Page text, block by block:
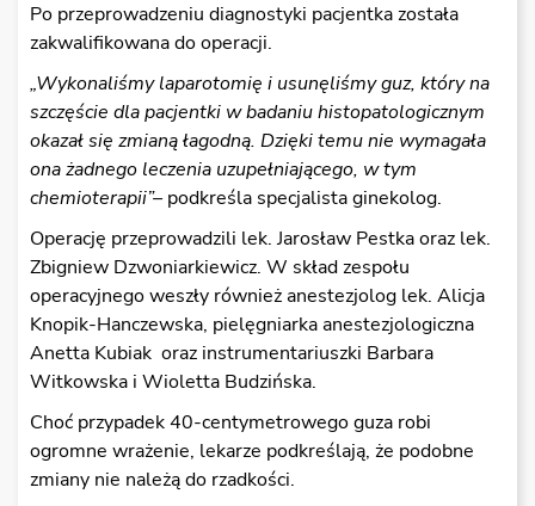
Po przeprowadzeniu diagnostyki pacjentka została
zakwalifikowana do operacji.
„Wykonaliśmy laparotomię i usunęliśmy guz, który na
szczęście dla pacjentki w badaniu histopatologicznym
okazał się zmianą łagodną. Dzięki temu nie wymagała
ona żadnego leczenia uzupełniającego, w tym
chemioterapii”– podkreśla specjalista ginekolog.
Operację przeprowadzili lek. Jarosław Pestka oraz lek.
Zbigniew Dzwoniarkiewicz. W skład zespołu
operacyjnego weszły również anestezjolog lek. Alicja
Knopik-Hanczewska, pielęgniarka anestezjologiczna
Anetta Kubiak oraz instrumentariuszki Barbara
Witkowska i Wioletta Budzińska.
Choć przypadek 40-centymetrowego guza robi
ogromne wrażenie, lekarze podkreślają, że podobne
zmiany nie należą do rzadkości.